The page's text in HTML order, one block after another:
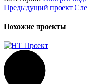
Предыдущий проект
Похожие проекты